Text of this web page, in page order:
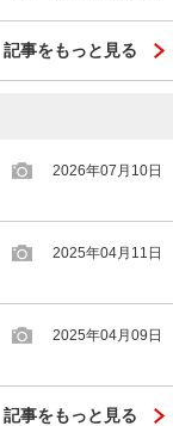
記事をもっと見る
2026年07月10日
2025年04月11日
2025年04月09日
記事をもっと見る